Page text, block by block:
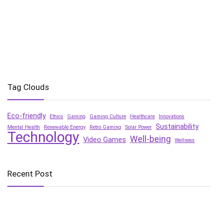
Tag Clouds
Eco-friendly Ethics Gaming Gaming Culture Healthcare
Innovations
Mental Health
Renewable Energy Retro Gaming Solar Power Sustainability
Technology Video Games Well-being Wellness
Recent Post